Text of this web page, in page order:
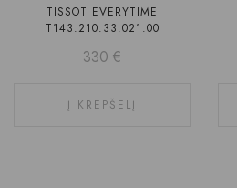
TISSOT EVERYTIME
T143.210.33.021.00
330 €
Į KREPŠELĮ